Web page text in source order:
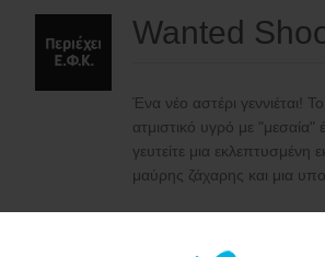
Wanted
Ένα νέο αστέρι γεννιέται!
ατμιστικό υγρό με
γευτείτε μια
μαύρης ζάχαρης και μια